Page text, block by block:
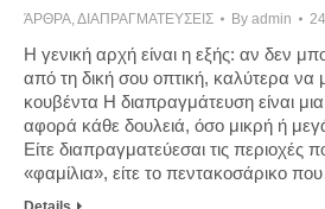
ΆΡΘΡΑ,ΔΙΑΠΡΑΓΜΑΤΕΥΣΕΙΣ By admin
Η γενική αρχή είναι η εξής: αν δεν
από τη δική σου οπτική, καλύτερα να
κουβέντα Η διαπραγμάτευση είναι
αφορά κάθε δουλειά, όσο μικρή ή
Είτε διαπραγματεύεσαι τις περιοχές
«φαμίλια», είτε το πεντακοσάρικο